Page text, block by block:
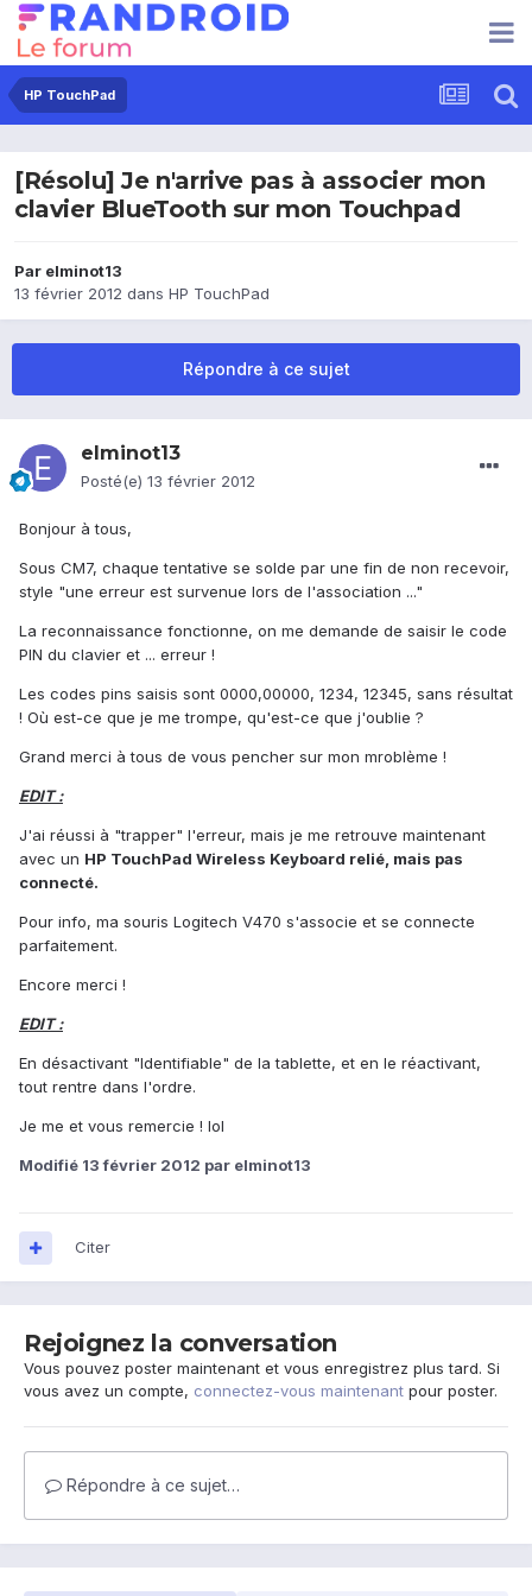
HP TouchPad
[Résolu] Je n'arrive pas à associer mon
clavier BlueTooth sur mon Touchpad
Par elminot13
13 février 2012 dans HP TouchPad
Répondre à ce sujet
elminot13
Posté(e) 13 février 2012
Bonjour à tous,
Sous CM7, chaque tentative se solde par une fin de non recevoir,
style "une erreur est survenue lors de l'association ..."
La reconnaissance fonctionne, on me demande de saisir le code
PIN du clavier et ... erreur !
Les codes pins saisis sont 0000,00000, 1234, 12345, sans résultat
! Où est-ce que je me trompe, qu'est-ce que j'oublie ?
Grand merci à tous de vous pencher sur mon mroblème !
EDIT :
J'ai réussi à "trapper" l'erreur, mais je me retrouve maintenant
avec un HP TouchPad Wireless Keyboard relié, mais pas
connecté.
Pour info, ma souris Logitech V470 s'associe et se connecte
parfaitement.
Encore merci !
EDIT :
En désactivant "Identifiable" de la tablette, et en le réactivant,
tout rentre dans l'ordre.
Je me et vous remercie ! lol
Modifié 13 février 2012 par elminot13
Citer
Rejoignez la conversation
Vous pouvez poster maintenant et vous enregistrez plus tard. Si
vous avez un compte, connectez-vous maintenant pour poster.
Répondre à ce sujet…